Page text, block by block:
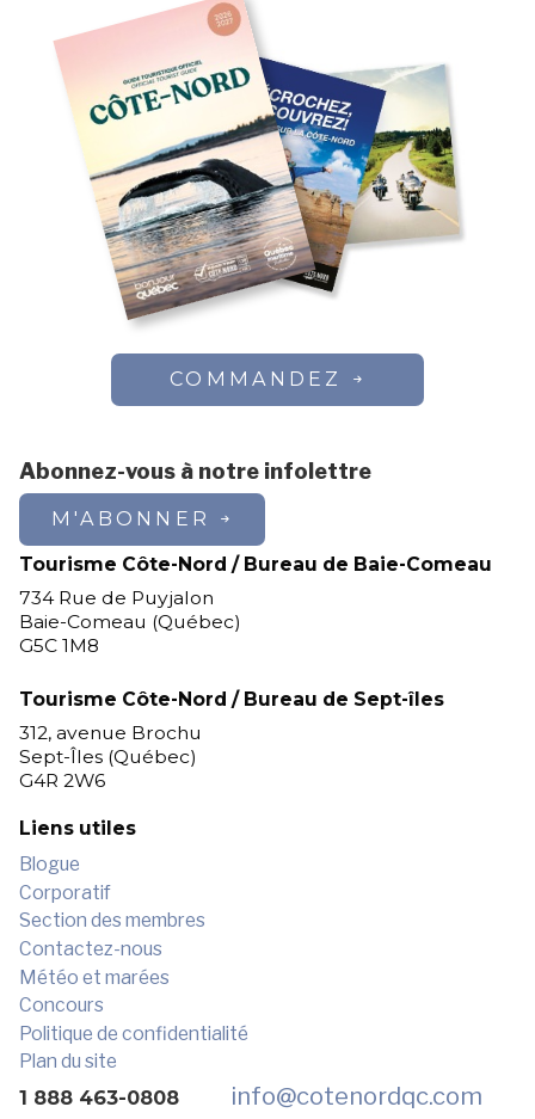
COMMANDEZ
Abonnez-vous à notre infolettre
M'ABONNER
Tourisme Côte-Nord / Bureau de Baie-Comeau
734 Rue de Puyjalon
Baie-Comeau (Québec)
G5C 1M8
Tourisme Côte-Nord / Bureau de Sept-îles
312, avenue Brochu
Sept-Îles (Québec)
G4R 2W6
Liens utiles
Blogue
Corporatif
Section des membres
Contactez-nous
Météo et marées
Concours
Politique de confidentialité
Plan du site
1 888 463-0808 info@cotenordqc.com